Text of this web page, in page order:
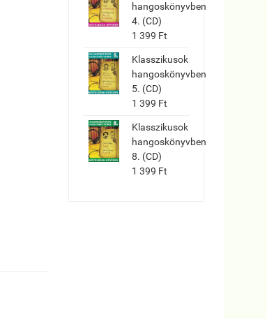
hangoskönyvben
4. (CD)
1 399 Ft
Klasszikusok
hangoskönyvben
5. (CD)
1 399 Ft
Klasszikusok
hangoskönyvben
8. (CD)
1 399 Ft